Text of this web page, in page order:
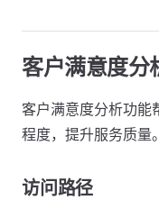
客户满意度分
客户满意度分析功能
程度，提升服务质量。
访问路径